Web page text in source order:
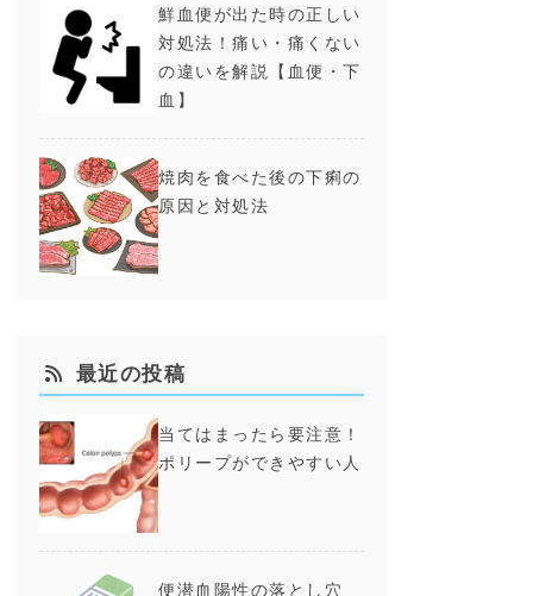
鮮血便が出た時の正しい
対処法！痛い・痛くない
の違いを解説【血便・下
血】
焼肉を食べた後の下痢の
原因と対処法
最近の投稿
当てはまったら要注意！
ポリープができやすい人
便潜血陽性の落とし穴